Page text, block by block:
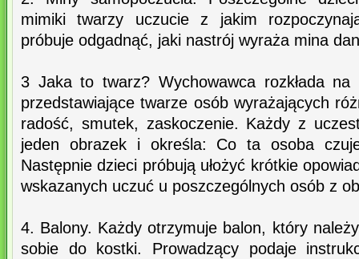
mimiki twarzy uczucie z jakim
próbuje odgadnąć, jaki nastrój wyraża mina
3 Jaka to twarz? Wychowawca rozkłada
przedstawiające twarze osób wyrażających
radość, smutek, zaskoczenie. Każdy z
jeden obrazek i określa: Co ta osoba
Następnie dzieci próbują ułożyć krótkie
wskazanych uczuć u poszczególnych osób z
4. Balony. Każdy otrzymuje balon, który
sobie do kostki. Prowadzący podaje